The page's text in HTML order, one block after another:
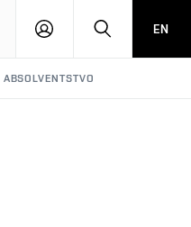
PŘIHLÁSIT HLEDATEN